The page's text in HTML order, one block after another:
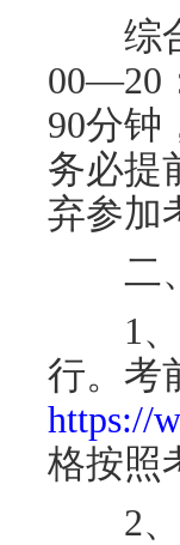
综合
00—20
90分钟
务必提
弃参加
二
1
行。考
https://
格按照
2